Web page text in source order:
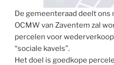
De gemeenteraad deelt ons
OCMW van Zaventem zal
percelen voor
“sociale kavels”.
Het doel is goedkope